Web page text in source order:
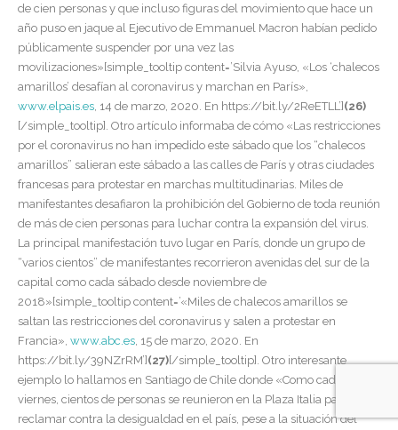
de cien personas y que incluso figuras del movimiento que hace un
año puso en jaque al Ejecutivo de Emmanuel Macron habían pedido
públicamente suspender por una vez las
movilizaciones»[simple_tooltip content=’Silvia Ayuso, «Los ‘chalecos
amarillos’ desafían al coronavirus y marchan en París»,
www.elpais.es , 14 de marzo, 2020. En https://bit.ly/2ReETLL’] (26)
[/simple_tooltip] . Otro artículo informaba de cómo «Las restricciones
por el coronavirus no han impedido este sábado que los “chalecos
amarillos” salieran este sábado a las calles de París y otras ciudades
francesas para protestar en marchas multitudinarias. Miles de
manifestantes desafiaron la prohibición del Gobierno de toda reunión
de más de cien personas para luchar contra la expansión del virus.
La principal manifestación tuvo lugar en París, donde un grupo de
“varios cientos” de manifestantes recorrieron avenidas del sur de la
capital como cada sábado desde noviembre de
2018»[simple_tooltip content=’«Miles de chalecos amarillos se
saltan las restricciones del coronavirus y salen a protestar en
Francia», www.abc.es , 15 de marzo, 2020. En
https://bit.ly/39NZrRM’] (27)[/simple_tooltip]. Otro interesante
ejemplo lo hallamos en Santiago de Chile donde «Como cada
viernes, cientos de personas se reunieron en la Plaza Italia para
reclamar contra la desigualdad en el país, pese a la situación del